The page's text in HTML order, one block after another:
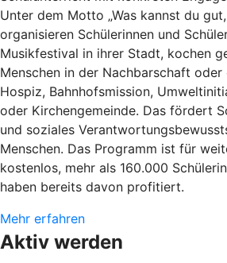
Unter dem Motto „Was kannst du
organisieren Schülerinnen und
Musikfestival in ihrer Stadt, kochen
Menschen in der Nachbarschaft
Hospiz, Bahnhofsmission,
oder Kirchengemeinde. Das fördert
und soziales
Menschen. Das Programm ist für
kostenlos, mehr als 160.000
haben bereits davon profitiert.
Mehr erfahren
Aktiv werden